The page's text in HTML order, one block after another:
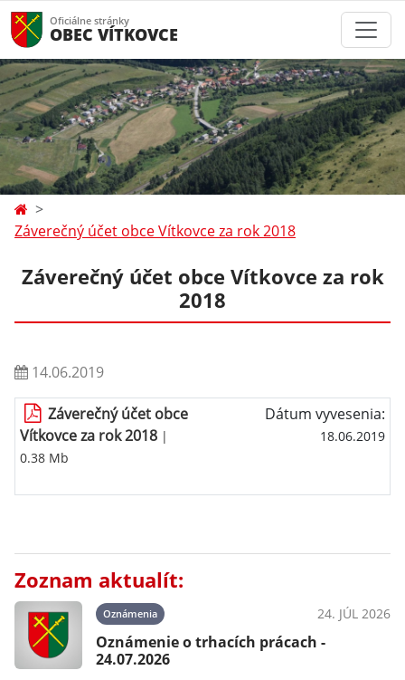
Oficiálne stránky
OBEC VÍTKOVCE
Záverečný účet obce Vítkovce za rok 2018
Záverečný účet obce Vítkovce za rok
2018
14.06.2019
Záverečný účet obce
Vítkovce za rok 2018 |
0.38 Mb
Dátum vyvesenia:
18.06.2019
Zoznam aktualít:
Oznámenia 24. JÚL 2026
Oznámenie o trhacích prácach -
24.07.2026